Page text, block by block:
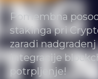
Pomembna
stakinga pri
zaradi
integracije
potrpljenje!